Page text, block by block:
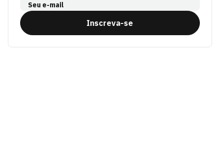
Seu e-mail
Inscreva-se